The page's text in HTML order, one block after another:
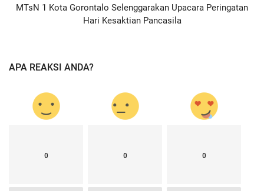
MTsN 1 Kota Gorontalo Selenggarakan Upacara Peringatan
Hari Kesaktian Pancasila
APA REAKSI ANDA?
0 0 0